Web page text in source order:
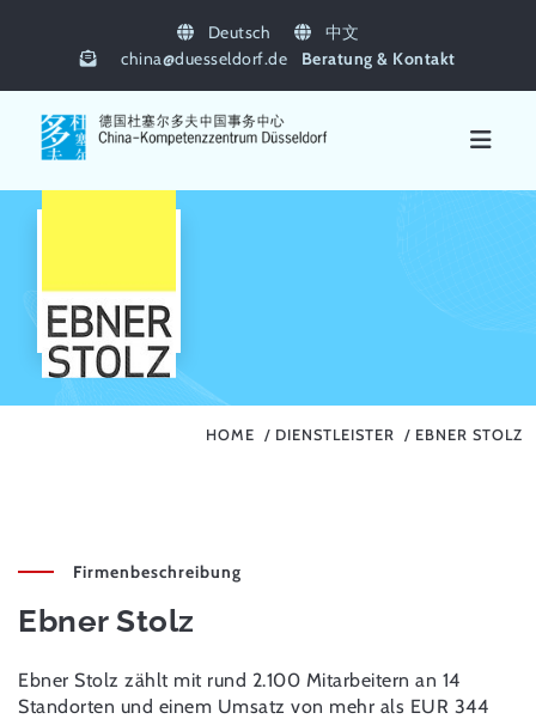
Deutsch
中文
china@duesseldorf.de Beratung & Kontakt
HOME DIENSTLEISTER EBNER STOLZ
Firmenbeschreibung
Ebner Stolz
Ebner Stolz zählt mit rund 2.100 Mitarbeitern an 14
Standorten und einem Umsatz von mehr als EUR 344